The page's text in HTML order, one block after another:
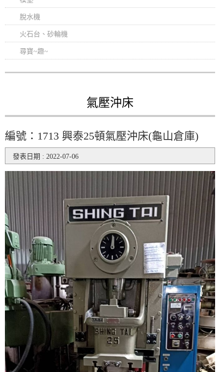
脫水機
火石台、砂輪機
尋寶~趣~
氣壓沖床
編號：1713 興泰25頓氣壓沖床(龜山倉庫)
發表日期 : 2022-07-06